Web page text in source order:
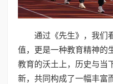
通过《先生》，我们
值，更是一种教育精神的
教育的沃土上，历史与当
新，共同构成了一幅丰富